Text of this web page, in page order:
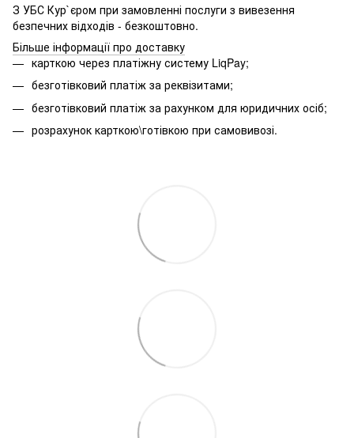
З УБС Кур`єром при замовленні послуги з вивезення
безпечних відходів - безкоштовно.
Більше інформації про доставку
карткою через платіжну систему LiqPay;
безготівковий платіж за реквізитами;
безготівковий платіж за рахунком для юридичних осіб;
розрахунок карткою\готівкою при самовивозі.